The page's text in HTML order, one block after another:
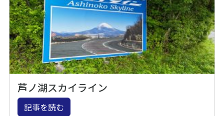
芦ノ湖スカイライン
記事を読む